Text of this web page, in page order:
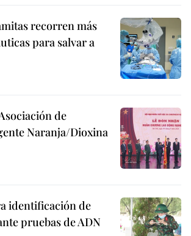
recorren más
para salvar a
de
Naranja/Dioxina
identificación de
pruebas de ADN